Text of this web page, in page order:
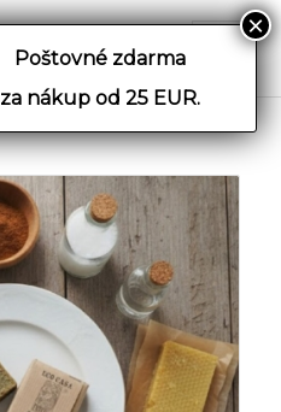
Poštovné zdarma
za nákup od 25 EUR.